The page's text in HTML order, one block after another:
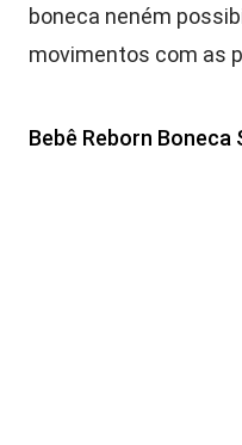
boneca neném
movimentos com as
Bebê Reborn Boneca